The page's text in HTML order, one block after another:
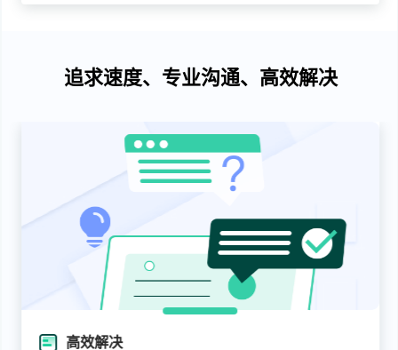
追求速度、专业沟通、高效解决
高效解决